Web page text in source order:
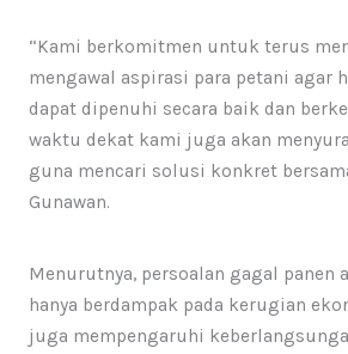
“Kami berkomitmen untuk terus
mengawal aspirasi para petani agar
dapat dipenuhi secara baik dan
waktu dekat kami juga akan
guna mencari solusi konkret
Gunawan.
Menurutnya, persoalan gagal panen
hanya berdampak pada kerugian
juga mempengaruhi